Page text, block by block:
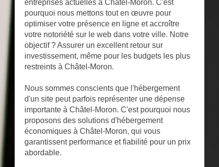
entreprises actuelles à Châtel-Moron. C'est
pourquoi nous mettons tout en œuvre pour
optimiser votre présence en ligne et accroître
votre notoriété sur le web dans votre ville. Notre
objectif ? Assurer un excellent retour sur
investissement, même pour les budgets les plus
restreints à Châtel-Moron.
Nous sommes conscients que l'hébergement
d'un site peut parfois représenter une dépense
importante à Châtel-Moron. C'est pourquoi nous
proposons des solutions d'hébergement
économiques à Châtel-Moron, qui vous
garantissent performance et fiabilité pour un prix
abordable.